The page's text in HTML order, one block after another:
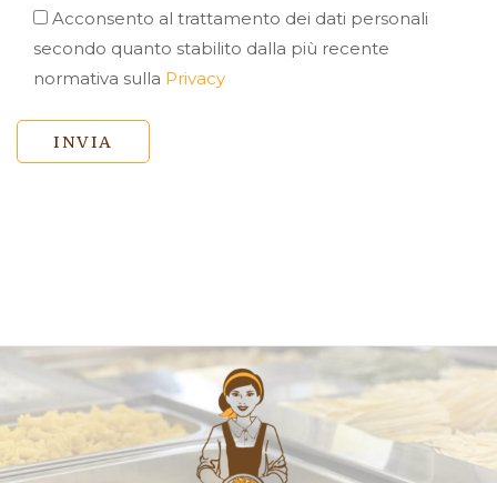
Acconsento al trattamento dei dati personali
secondo quanto stabilito dalla più recente
normativa sulla Privacy